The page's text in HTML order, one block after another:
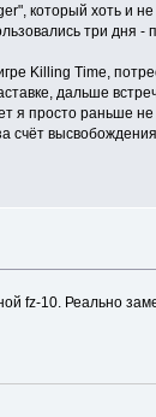
который хоть и не
три дня -
Killing Time,
дальше
я просто раньше
счёт
fz-10. Реально